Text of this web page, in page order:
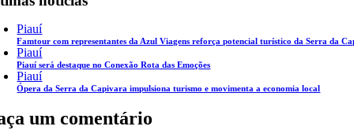
Piauí
Famtour com representantes da Azul Viagens reforça potencial turístico da Serra da
Piauí
Piauí será destaque no Conexão Rota das Emoções
Piauí
Ópera da Serra da Capivara impulsiona turismo e movimenta a economia local
um comentário